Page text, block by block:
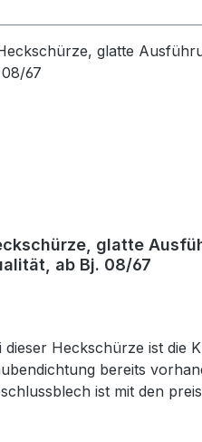
glatte
ab Bj. 08/67
dieser Heckschürze ist die
bereits
ist mit den